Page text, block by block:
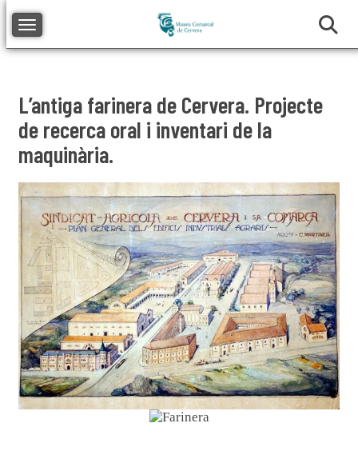
Toggle navigation
L’antiga farinera de Cervera. Projecte
de recerca oral i inventari de la
maquinària.